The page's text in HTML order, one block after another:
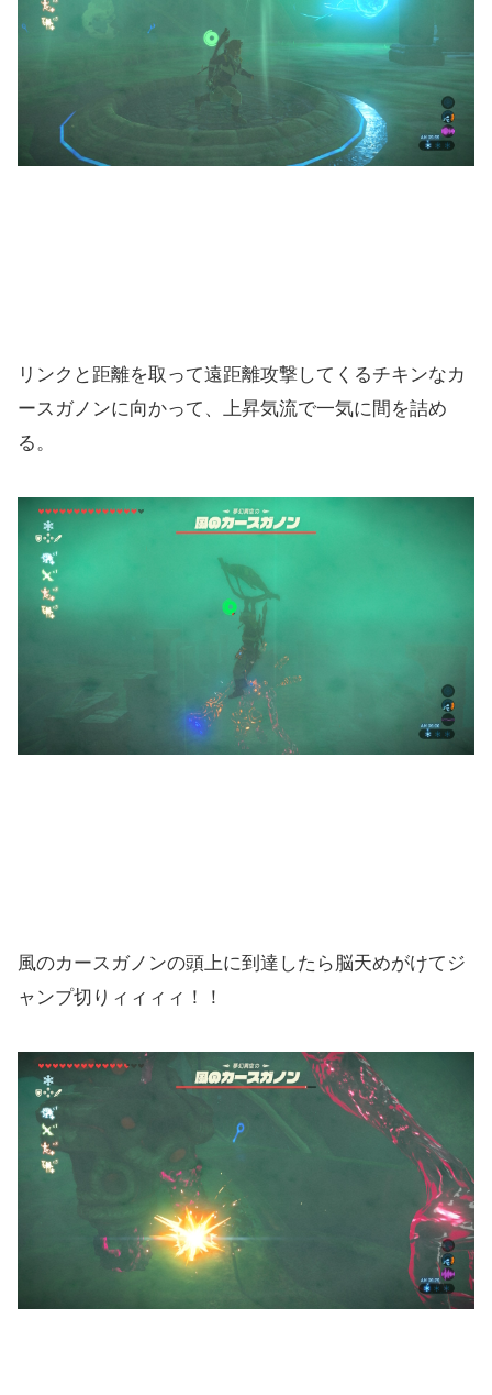
リンクと距離を取って遠距離攻撃してくるチキンなカ
ースガノンに向かって、上昇気流で一気に間を詰め
る。
風のカースガノンの頭上に到達したら脳天めがけてジ
ャンプ切りィィィィ！！